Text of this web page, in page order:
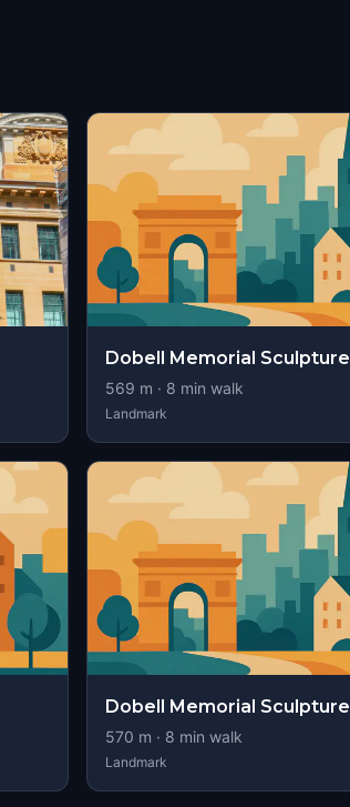
Dobell Memorial Sculpture
569 m · 8 min walk
Landmark
Dobell Memorial Sculpture
570 m · 8 min walk
Landmark